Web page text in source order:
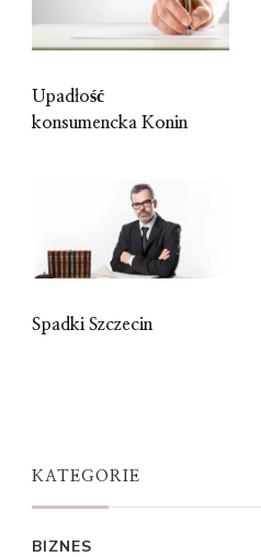
Upadłość
konsumencka Konin
Spadki Szczecin
KATEGORIE
BIZNES